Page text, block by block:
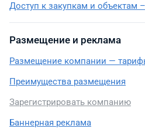
Доступ к закупкам и объектам
Размещение и реклама
Размещение компании —
Преимущества размещения
Зарегистрировать компанию
Баннерная реклама